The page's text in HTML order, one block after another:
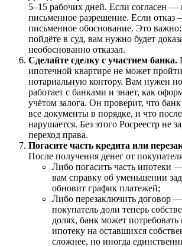
5–15 рабочих дней. Если согласен —
письменное разрешение. Если отказ
письменное обоснование. Это
пойдёте в суд, вам нужно будет
необоснованно отказал.
Сделайте сделку с участием банка.
ипотечной квартире не может
нотариальную контору. Вам нужен
работает с банками и знает, как
учётом залога. Он проверит, что банк
все документы в порядке, и что
нарушается. Без этого Росреестр не
переход права.
Погасите часть кредита или
После получения денег от
Либо погасить часть ипотеки
вам справку об уменьшении
обновит график платежей;
Либо перезаключить договор
покупатель доли теперь
долях, банк может
ипотеку на оставшихся
сложнее, но иногда